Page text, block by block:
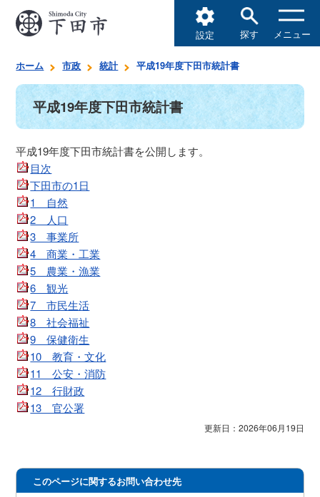
設定 探す メニュー
ホーム 市政 統計 平成19年度下田市統計書
平成19年度下田市統計書
平成19年度下田市統計書を公開します。
目次
下田市の1日
1 自然
2 人口
3 事業所
4 商業・工業
5 農業・漁業
6 観光
7 市民生活
8 社会福祉
9 保健衛生
10 教育・文化
11 公安・消防
12 行財政
13 官公署
更新日：2026年06月19日
このページに関するお問い合わせ先